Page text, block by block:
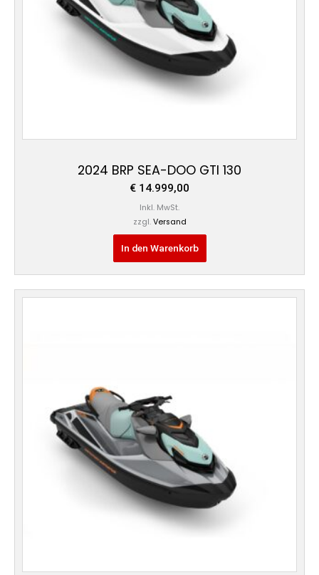
2024 BRP SEA-DOO GTI 130
€ 14.999,00
Inkl. MwSt.
zzgl. Versand
In den Warenkorb